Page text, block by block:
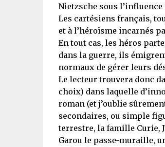
Nietzsche sous
Les cartésiens français,
et à l’héroïsme incarnés
En tout cas, les héros
dans la guerre, ils
normaux de gérer leurs
Le lecteur trouvera donc
choix) dans laquelle
roman (et j’oublie
secondaires, ou simple
terrestre, la famille Curie,
Garou le passe-muraille,